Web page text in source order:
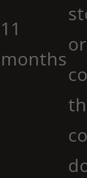
11
months